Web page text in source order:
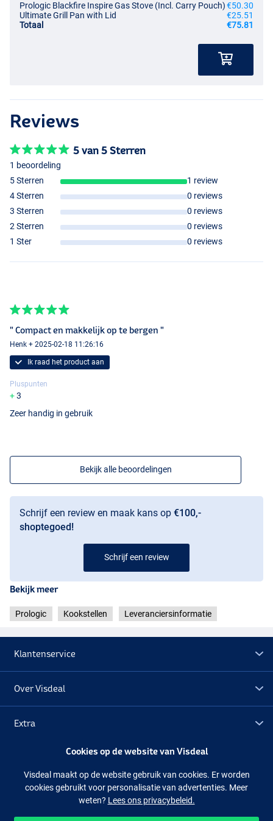
Prologic Blackfire Inspire Gas Stove (Incl. Carry Pouch)€50.30
Ultimate Grill Pan with Lid
€25.51
Totaal
€75.81
Reviews
5 van 5 Sterren
1 beoordeling
5 Sterren
1 review
4 Sterren
0 reviews
3 Sterren
0 reviews
2 Sterren
0 reviews
1 Ster
0 reviews
" Compact en makkelijk op te bergen "
Henk + 2025-02-18 11:26:16
Ik raad het product aan
Pluspunten
3
Zeer handig in gebruik
Bekijk alle beoordelingen
Schrijf een review en maak kans op €100,-
shoptegoed!
Schrijf een review
Bekijk meer
Prologic Kookstellen Leveranciersinformatie
Klantenservice
Over Visdeal
Extra
Facebook Instagram
Cookies op de website van Visdeal
Visdeal maakt op de website gebruik van cookies. Er worden
cookies gebruikt voor personalisatie van advertenties. Meer
weten? Lees ons privacybeleid.